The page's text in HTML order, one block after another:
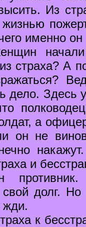
Из
жизнью
именно
начали
страха? А
дело. Здесь
а
он не
и
долг.
жди.
к